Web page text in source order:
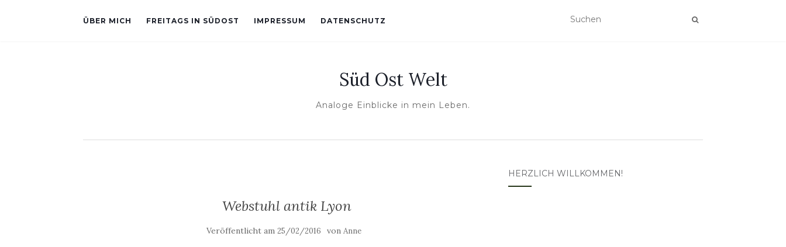
ÜBER MICH FREITAGS IN SÜDOST IMPRESSUM DATENSCHUTZ
Süd Ost Welt
Analoge Einblicke in mein Leben.
Webstuhl antik Lyon
Veröffentlicht am 25/02/2016 von Anne
HERZLICH WILLKOMMEN!